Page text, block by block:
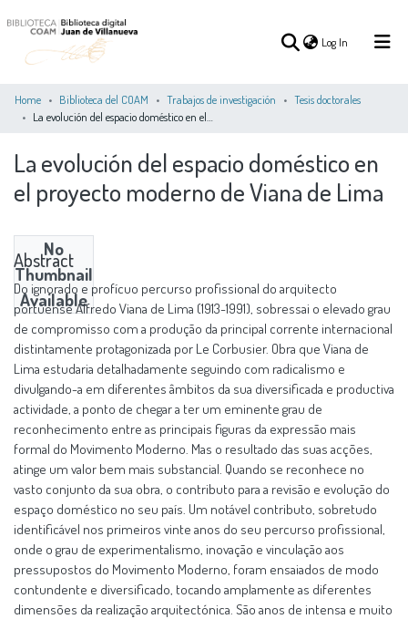
Log In (current)
COMMUNITIES
ALL OF DSPACE
STATISTICS
Home Biblioteca del COAM Trabajos de investigación
Tesis doctorales
La evolución del espacio doméstico en
el proyecto moderno de Viana de Lima
No
Thumbnail
Available
Abstract
Do ignorado e profícuo percurso profissional do arquitecto
portuense Alfredo Viana de Lima (1913-1991), sobressai o elevado grau
de compromisso com a produção da principal corrente internacional
distintamente protagonizada por Le Corbusier. Obra que Viana de
Lima estudaria detalhadamente seguindo com radicalismo e
divulgando-a em diferentes âmbitos da sua diversificada e productiva
actividade, a ponto de chegar a ter um eminente grau de
reconhecimento entre as principais figuras da expressão mais
formal do Movimento Moderno. Mas o resultado das suas acções,
atinge um valor bem mais substancial. Quando se reconhece no
vasto conjunto da sua obra, o contributo para a revisão e evolução do
espaço doméstico no seu país. Um notável contributo, sobretudo
identificável nos primeiros vinte anos do seu percurso profissional,
onde o grau de experimentalismo, inovação e vinculação aos
pressupostos do Movimento Moderno, foram ensaiados de modo
contundente e diversificado, tocando amplamente as diferentes
dimensões da realização arquitectónica. São anos de intensa e muito